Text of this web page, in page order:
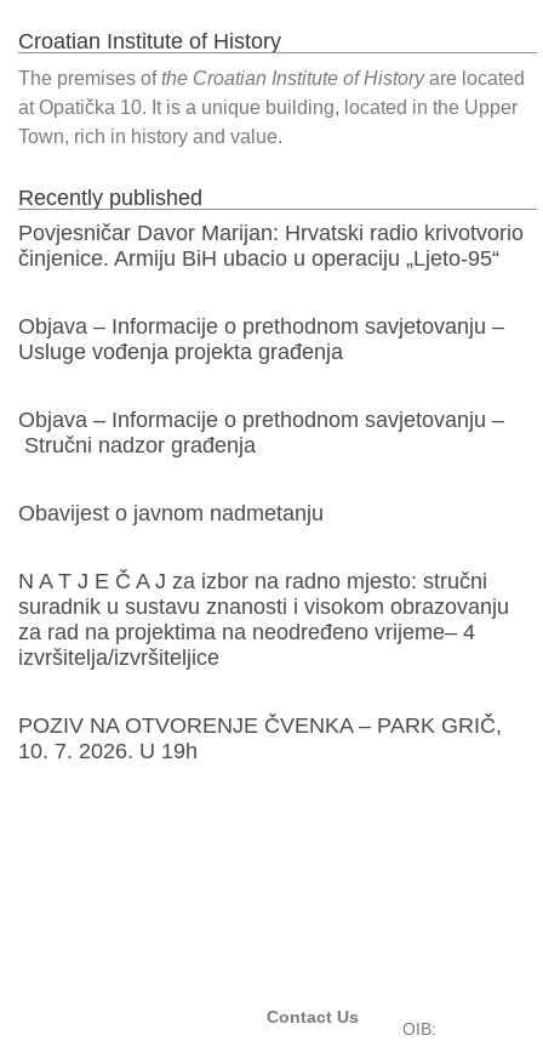
Croatian Institute of History
The premises ofthe Croatian Institute of Historyare located
at Opatička 10. It is a unique building, located in the Upper
Town, rich in history and value.
Recently published
Povjesničar Davor Marijan: Hrvatski radio krivotvorio
činjenice. Armiju BiH ubacio u operaciju „Ljeto-95“
Objava – Informacije o prethodnom savjetovanju –
Usluge vođenja projekta građenja
Objava – Informacije o prethodnom savjetovanju –
Stručni nadzor građenja
Obavijest o javnom nadmetanju
N A T J E Č A J za izbor na radno mjesto: stručni
suradnik u sustavu znanosti i visokom obrazovanju
za rad na projektima na neodređeno vrijeme– 4
izvršitelja/izvršiteljice
POZIV NA OTVORENJE ČVENKA – PARK GRIČ,
10. 7. 2026. U 19h
Contact Us
OIB: